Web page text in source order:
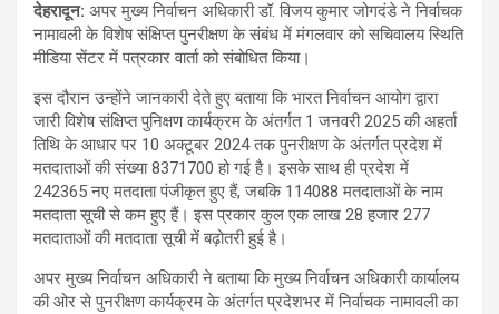
देहरादून: अपर मुख्य निर्वाचन अधिकारी डॉ. विजय कुमार जोगदंडे ने निर्वाचक
नामावली के विशेष संक्षिप्त पुनरीक्षण के संबंध में मंगलवार को सचिवालय स्थिति
मीडिया सेंटर में पत्रकार वार्ता को संबोधित किया।
इस दौरान उन्होंने जानकारी देते हुए बताया कि भारत निर्वाचन आयोग द्वारा
जारी विशेष संक्षिप्त पुनिक्षण कार्यक्रम के अंतर्गत 1 जनवरी 2025 की अहर्ता
तिथि के आधार पर 10 अक्टूबर 2024 तक पुनरीक्षण के अंतर्गत प्रदेश में
मतदाताओं की संख्या 8371700 हो गई है। इसके साथ ही प्रदेश में
242365 नए मतदाता पंजीकृत हुए हैं, जबकि 114088 मतदाताओं के नाम
मतदाता सूची से कम हुए हैं। इस प्रकार कुल एक लाख 28 हजार 277
मतदाताओं की मतदाता सूची में बढ़ोतरी हुई है।
अपर मुख्य निर्वाचन अधिकारी ने बताया कि मुख्य निर्वाचन अधिकारी कार्यालय
की ओर से पुनरीक्षण कार्यक्रम के अंतर्गत प्रदेशभर में निर्वाचक नामावली का